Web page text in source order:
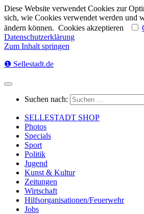
Diese Website verwendet Cookies zur
sich, wie Cookies verwendet werden und
ändern können. Cookies akzeptieren
Datenschutzerklärung
Zum Inhalt springen
❶ Sellestadt.de
Suchen nach:
SELLESTADT SHOP
Photos
Specials
Sport
Politik
Jugend
Kunst & Kultur
Zeitungen
Wirtschaft
Hilfsorganisationen/Feuerwehr
Jobs